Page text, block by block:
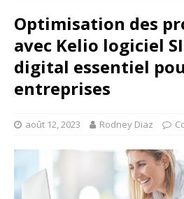
Optimisation des
avec Kelio logiciel
digital essentiel
entreprises
août 12, 2023 Rodney Diaz